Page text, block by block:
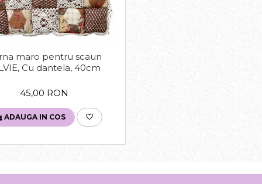
maro pentru scaun
Cu dantela, 40cm
45,00 RON
ADAUGA IN COS